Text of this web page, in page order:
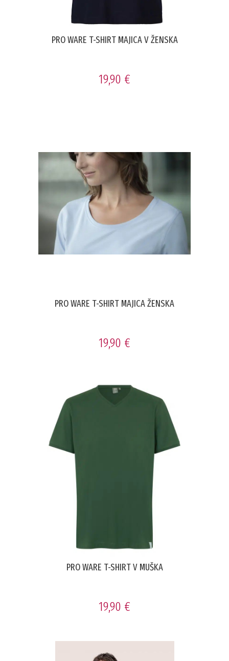
PRO WARE T-SHIRT MAJICA V ŽENSKA
19,90 €
PRO WARE T-SHIRT MAJICA ŽENSKA
19,90 €
PRO WARE T-SHIRT V MUŠKA
19,90 €